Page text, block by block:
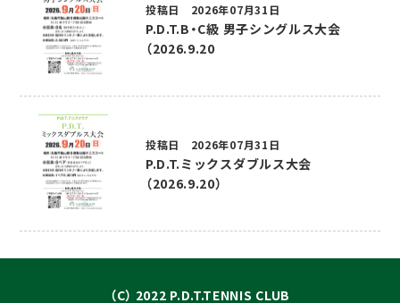
投稿日 2026年07月31日
P.D.T.B・C級 男子シングルス大会
（2026.9.20
投稿日 2026年07月31日
P.D.T.ミックスダブルス大会
（2026.9.20）
（C） 2022 P.D.T.TENNIS CLUB